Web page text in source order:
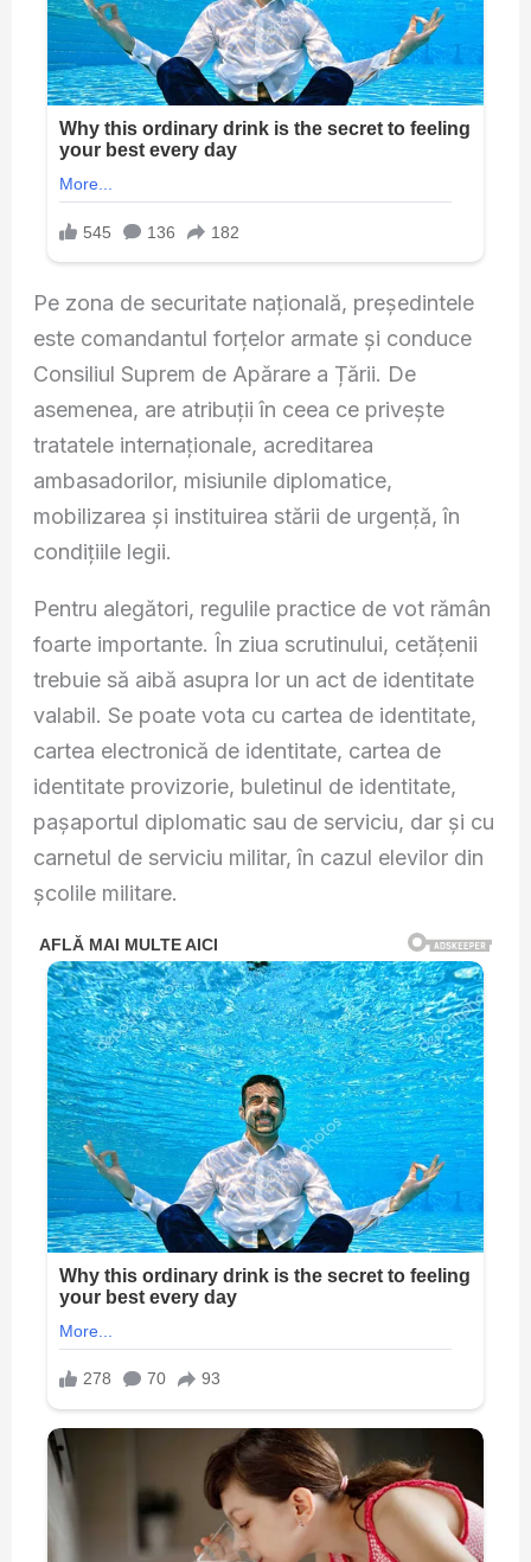
Pe zona de securitate națională, președintele
este comandantul forțelor armate și conduce
Consiliul Suprem de Apărare a Țării. De
asemenea, are atribuții în ceea ce privește
tratatele internaționale, acreditarea
ambasadorilor, misiunile diplomatice,
mobilizarea și instituirea stării de urgență, în
condițiile legii.
Pentru alegători, regulile practice de vot rămân
foarte importante. În ziua scrutinului, cetățenii
trebuie să aibă asupra lor un act de identitate
valabil. Se poate vota cu cartea de identitate,
cartea electronică de identitate, cartea de
identitate provizorie, buletinul de identitate,
pașaportul diplomatic sau de serviciu, dar și cu
carnetul de serviciu militar, în cazul elevilor din
școlile militare.